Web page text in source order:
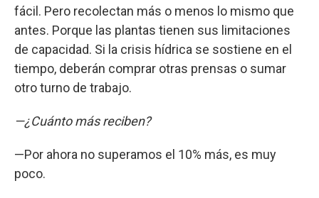
fácil. Pero recolectan más o menos lo mismo que
antes. Porque las plantas tienen sus limitaciones
de capacidad. Si la crisis hídrica se sostiene en el
tiempo, deberán comprar otras prensas o sumar
otro turno de trabajo.
—¿Cuánto más reciben?
—Por ahora no superamos el 10% más, es muy
poco.